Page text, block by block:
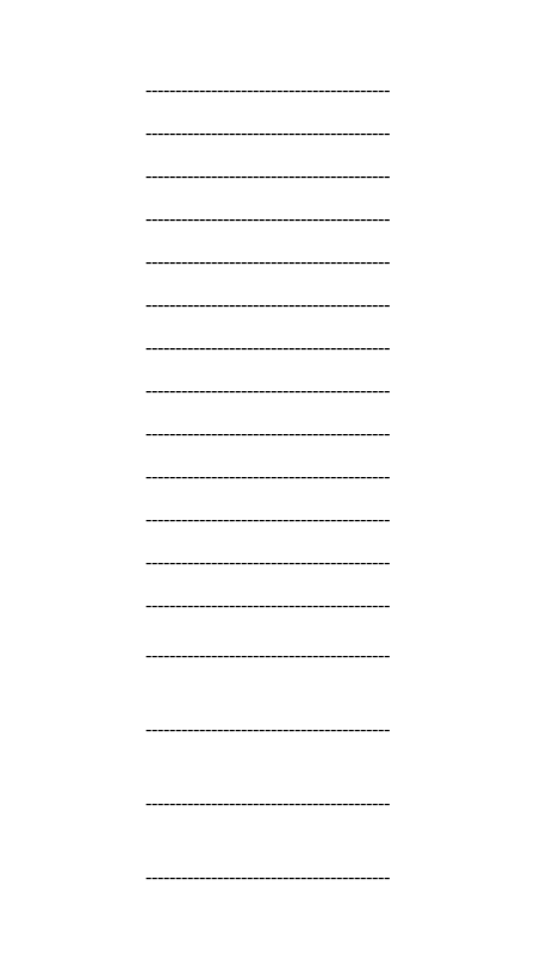
-----------------------------------------
-----------------------------------------
-----------------------------------------
-----------------------------------------
-----------------------------------------
-----------------------------------------
-----------------------------------------
-----------------------------------------
-----------------------------------------
-----------------------------------------
-----------------------------------------
-----------------------------------------
-----------------------------------------
-----------------------------------------
-----------------------------------------
-----------------------------------------
-----------------------------------------